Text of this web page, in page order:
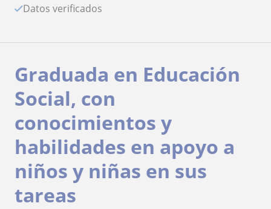
Datos verificados
Graduada en Educación
Social, con
conocimientos y
habilidades en apoyo a
niños y niñas en sus
tareas